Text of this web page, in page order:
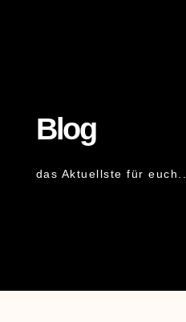
Blog
das Aktuellste für euch...